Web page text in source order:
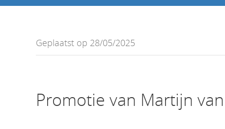
Geplaatst op 28/05/2025
Promotie van Martijn